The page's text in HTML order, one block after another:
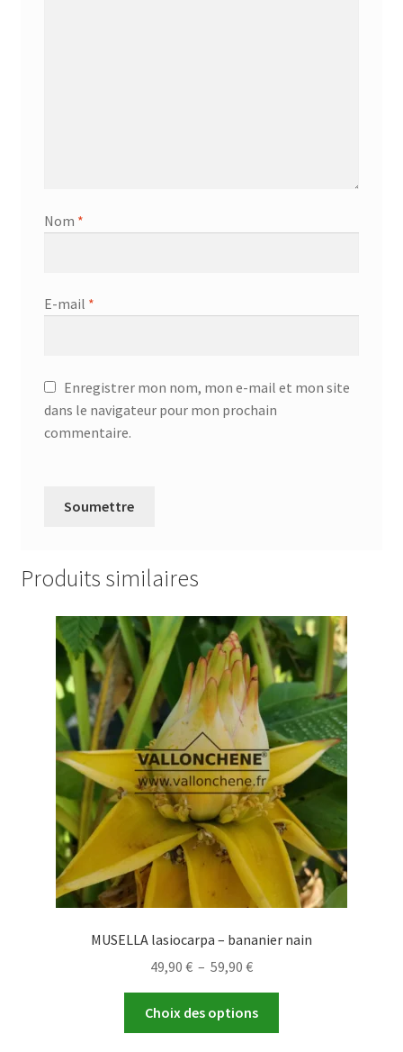
Nom *
E-mail *
Enregistrer mon nom, mon e-mail et mon site
dans le navigateur pour mon prochain
commentaire.
Produits similaires
MUSELLA lasiocarpa – bananier nain
49,90 € – 59,90 €Plage
de
prix :
49,90 €
Choix des options